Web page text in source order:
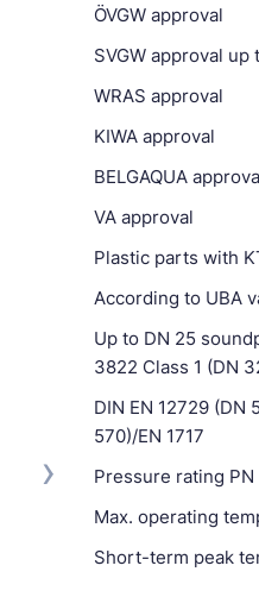
›
ÖVGW approval
SVGW approval up
WRAS approval
KIWA approval
BELGAQUA
VA approval
Plastic parts with
According to UBA
Up to DN 25
3822 Class 1 (DN
DIN EN 12729 (DN
570)/EN 1717
Pressure rating PN
Max. operating
Short-term peak